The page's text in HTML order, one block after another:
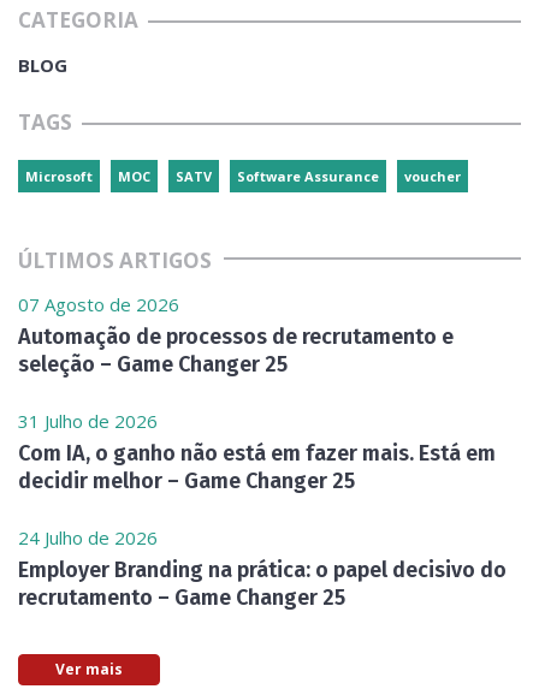
CATEGORIA
BLOG
TAGS
Microsoft MOC SATV Software Assurance voucher
ÚLTIMOS ARTIGOS
07 Agosto de 2026
Automação de processos de recrutamento e
seleção – Game Changer 25
31 Julho de 2026
Com IA, o ganho não está em fazer mais. Está em
decidir melhor – Game Changer 25
24 Julho de 2026
Employer Branding na prática: o papel decisivo do
recrutamento – Game Changer 25
Ver mais